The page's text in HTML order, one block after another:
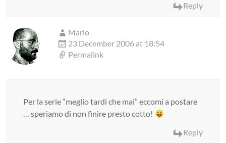
Reply
Mario
23 December 2006 at 18:54
Permalink
Per la serie “meglio tardi che mai” eccomi a postare
… speriamo di non finire presto cotto!
Reply